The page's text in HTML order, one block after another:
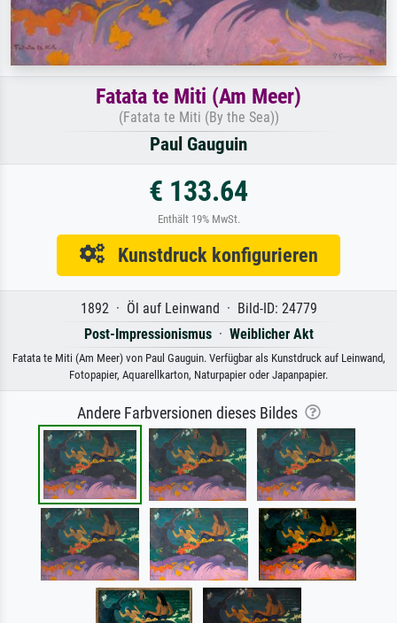
Fatata te Miti (Am Meer)
(Fatata te Miti (By the Sea))
Paul Gauguin
€ 133.64
Enthält 19% MwSt.
Kunstdruck konfigurieren
1892 · Öl auf Leinwand · Bild-ID: 24779
Post-Impressionismus· Weiblicher Akt
Fatata te Miti (Am Meer) von Paul Gauguin. Verfügbar als Kunstdruck auf Leinwand,
Fotopapier, Aquarellkarton, Naturpapier oder Japanpapier.
Andere Farbversionen dieses Bildes